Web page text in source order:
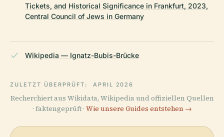
Tickets, and Historical Significance in Frankfurt, 2023,
Central Council of Jews in Germany
Wikipedia — Ignatz-Bubis-Brücke
ZULETZT ÜBERPRÜFT: APRIL 2026
Recherchiert aus Wikidata, Wikipedia und offiziellen Quellen
· faktengeprüft · Wie unsere Guides entstehen →